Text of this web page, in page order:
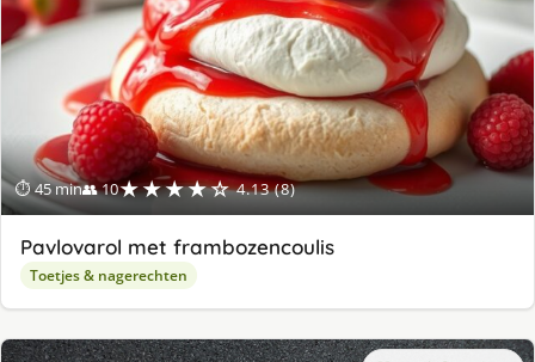
⏱ 45 min👥 10★★★★☆ 4.13 (8)
Pavlovarol met frambozencoulis
Toetjes & nagerechten